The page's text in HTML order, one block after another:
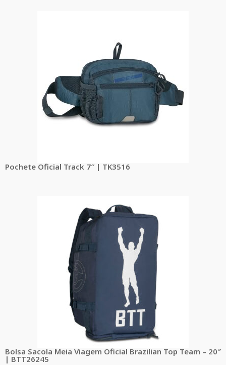
Pochete Oficial Track 7″ | TK3516
Bolsa Sacola Meia Viagem Oficial Brazilian Top Team – 20″
| BTT26245